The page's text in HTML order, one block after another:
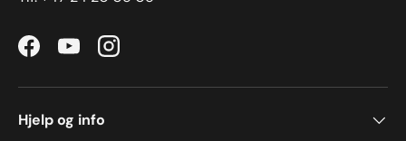
FacebookYouTubeInstagram
Hjelp og info